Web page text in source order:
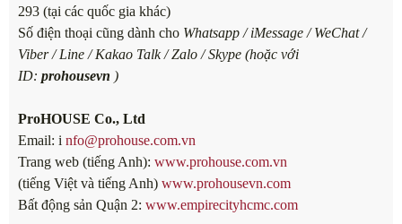
293 (tại các quốc gia khác)
Số điện thoại cũng dành cho Whatsapp / iMessage / WeChat /
Viber / Line / Kakao Talk / Zalo / Skype (hoặc với
ID: prohousevn )
ProHOUSE Co., Ltd
Email: i nfo@prohouse.com.vn
Trang web (tiếng Anh): www.prohouse.com.vn
(tiếng Việt và tiếng Anh) www.prohousevn.com
Bất động sản Quận 2: www.empirecityhcmc.com